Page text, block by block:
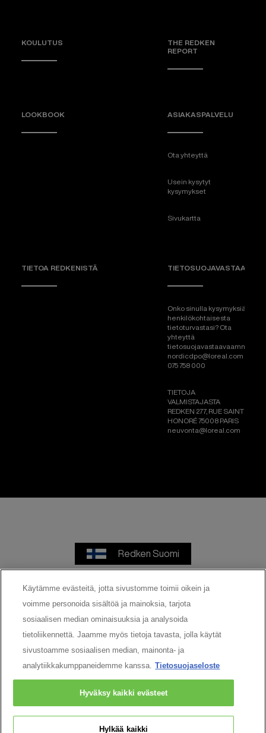
KOULUTUS
THE REDKEN
REPORT
LOOKBOOK ASIAKASPALVELU
Ota yhteyttä
Usein kysytyt
kysymykset
Sivukartta
TIETOA REDKENISTÄ TIETOSUOJAVASTAAVA
Onko sinulla kysymyksiä
henkilökohtaisesta
tietoturvastasi? Ota
yhteyttä
tietosuojavastaavaamme:
nordicdpo@loreal.com &
075 758 000
TIETOJA
VALMISTAJASTA
REDKEN 277, RUE SAINT
HONORÉ 75008 PARIS
neuvonta@loreal.com
Redken Suomi
Käyttöehdot Tietosuojaseloste
Cookie Settings
© 2026 Redken. Kaikki oikeudet pidätetään
Käytämme evästeitä, jotta sivustomme toimii oikein ja
voimme personoida sisältöä ja mainoksia, tarjota
sosiaalisen median ominaisuuksia ja analysoida
tietoliikennettä. Jaamme myös tietoja tavasta, jolla käytät
sivustoamme sosiaalisen median, mainonta- ja
analytiikkakumppaneidemme kanssa. Tietosuojaseloste
Hylkää kaikki
Hyväksy kaikki evästeet